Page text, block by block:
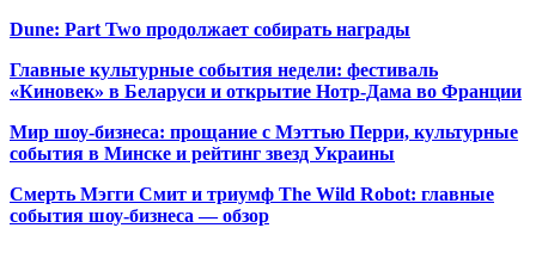
Dune: Part Two продолжает собирать награды
Главные культурные события недели: фестиваль
«Киновек» в Беларуси и открытие Нотр-Дама во Франции
Мир шоу-бизнеса: прощание с Мэттью Перри, культурные
события в Минске и рейтинг звезд Украины
Смерть Мэгги Смит и триумф The Wild Robot: главные
события шоу-бизнеса — обзор